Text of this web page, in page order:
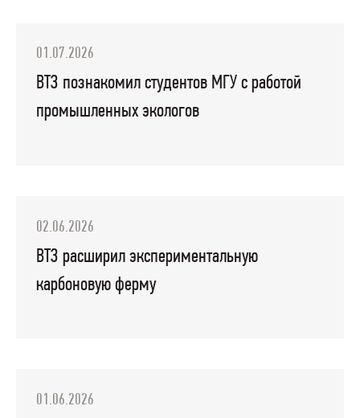
01.07.2026
ВТЗ познакомил студентов МГУ с работой
промышленных экологов
02.06.2026
ВТЗ расширил экспериментальную
карбоновую ферму
01.06.2026